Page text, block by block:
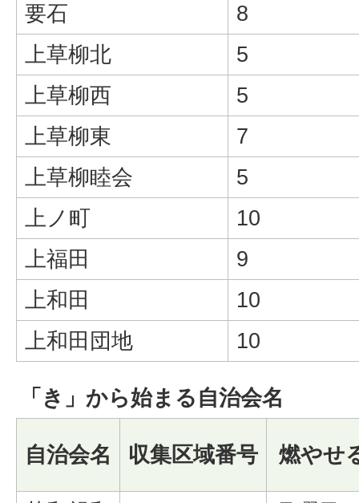
要石
8
上草柳北
5
上草柳西
5
上草柳東
7
上草柳睦会
5
上ノ町
10
上福田
9
上和田
10
上和田団地
10
「き」から始まる自治会名
自治会名 収集区域番号 燃やせ